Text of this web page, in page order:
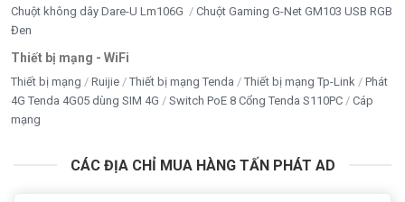
Chuột không dây Dare-U Lm106G
Chuột Gaming G-Net GM103 USB RGB
Đen
Thiết bị mạng - WiFi
Thiết bị mạng Ruijie Thiết bị mạng Tenda Thiết bị mạng Tp-Link
Phát
4G Tenda 4G05 dùng SIM 4G
Switch PoE 8 Cổng Tenda S110PC
Cáp
mạng
CÁC ĐỊA CHỈ MUA HÀNG TẤN PHÁT AD